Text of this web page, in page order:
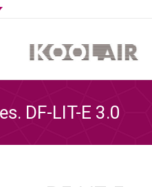
DF-LIT-E 3.0